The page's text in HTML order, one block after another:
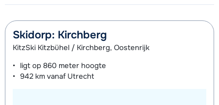
Skidorp: Kirchberg
KitzSki Kitzbühel / Kirchberg, Oostenrijk
ligt op 860 meter hoogte
942 km vanaf Utrecht